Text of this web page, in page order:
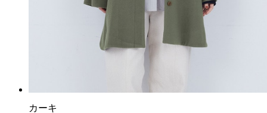
カーキ